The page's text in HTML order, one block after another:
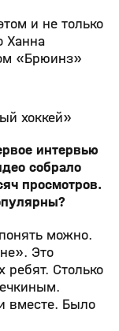
и не только
Ханна
«Брюинз»
хоккей»
интервью
собрало
просмотров.
можно.
Это
ребят. Столько
вместе. Было